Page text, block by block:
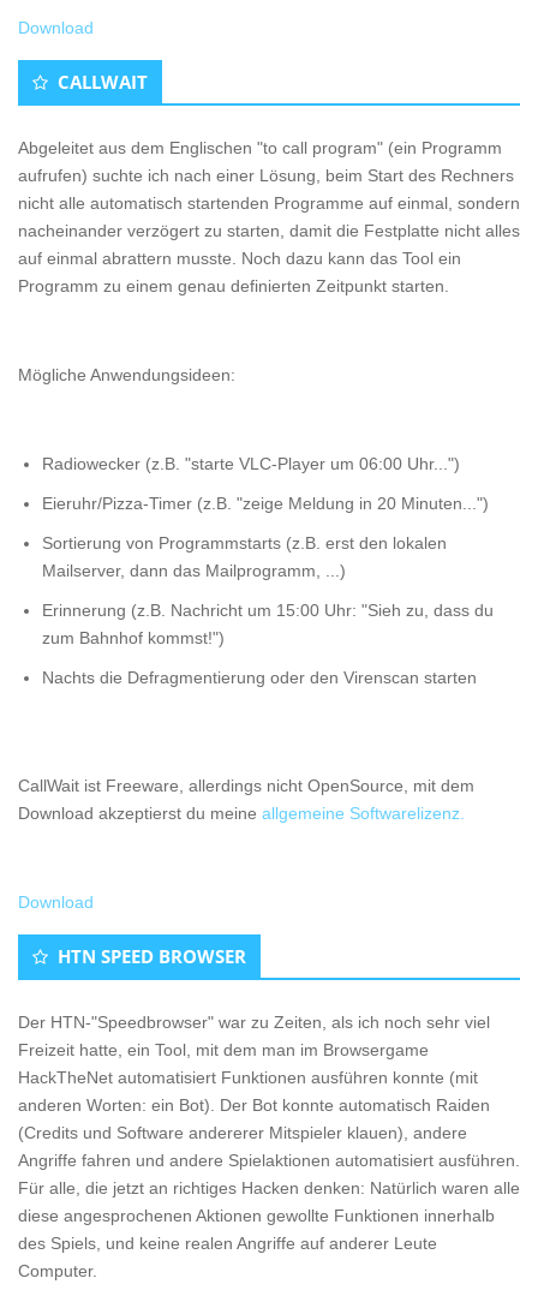
Download
CALLWAIT
Abgeleitet aus dem Englischen "to call program" (ein Programm
aufrufen) suchte ich nach einer Lösung, beim Start des Rechners
nicht alle automatisch startenden Programme auf einmal, sondern
nacheinander verzögert zu starten, damit die Festplatte nicht alles
auf einmal abrattern musste. Noch dazu kann das Tool ein
Programm zu einem genau definierten Zeitpunkt starten.
Mögliche Anwendungsideen:
Radiowecker (z.B. "starte VLC-Player um 06:00 Uhr...")
Eieruhr/Pizza-Timer (z.B. "zeige Meldung in 20 Minuten...")
Sortierung von Programmstarts (z.B. erst den lokalen
Mailserver, dann das Mailprogramm, ...)
Erinnerung (z.B. Nachricht um 15:00 Uhr: "Sieh zu, dass du
zum Bahnhof kommst!")
Nachts die Defragmentierung oder den Virenscan starten
CallWait ist Freeware, allerdings nicht OpenSource, mit dem
Download akzeptierst du meine allgemeine Softwarelizenz.
Download
HTN SPEED BROWSER
Der HTN-"Speedbrowser" war zu Zeiten, als ich noch sehr viel
Freizeit hatte, ein Tool, mit dem man im Browsergame
HackTheNet automatisiert Funktionen ausführen konnte (mit
anderen Worten: ein Bot). Der Bot konnte automatisch Raiden
(Credits und Software andererer Mitspieler klauen), andere
Angriffe fahren und andere Spielaktionen automatisiert ausführen.
Für alle, die jetzt an richtiges Hacken denken: Natürlich waren alle
diese angesprochenen Aktionen gewollte Funktionen innerhalb
des Spiels, und keine realen Angriffe auf anderer Leute
Computer.